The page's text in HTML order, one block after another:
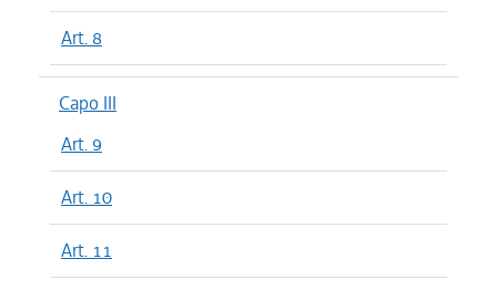
Art. 8
Capo III
Art. 9
Art. 10
Art. 11